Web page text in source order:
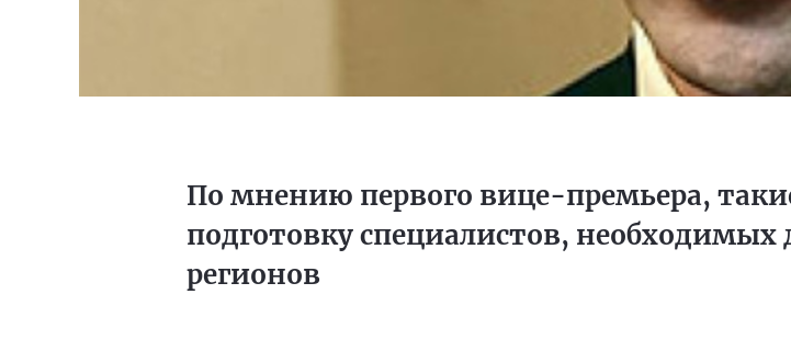
По мнению первого вице-премьера,
подготовку специалистов,
регионов